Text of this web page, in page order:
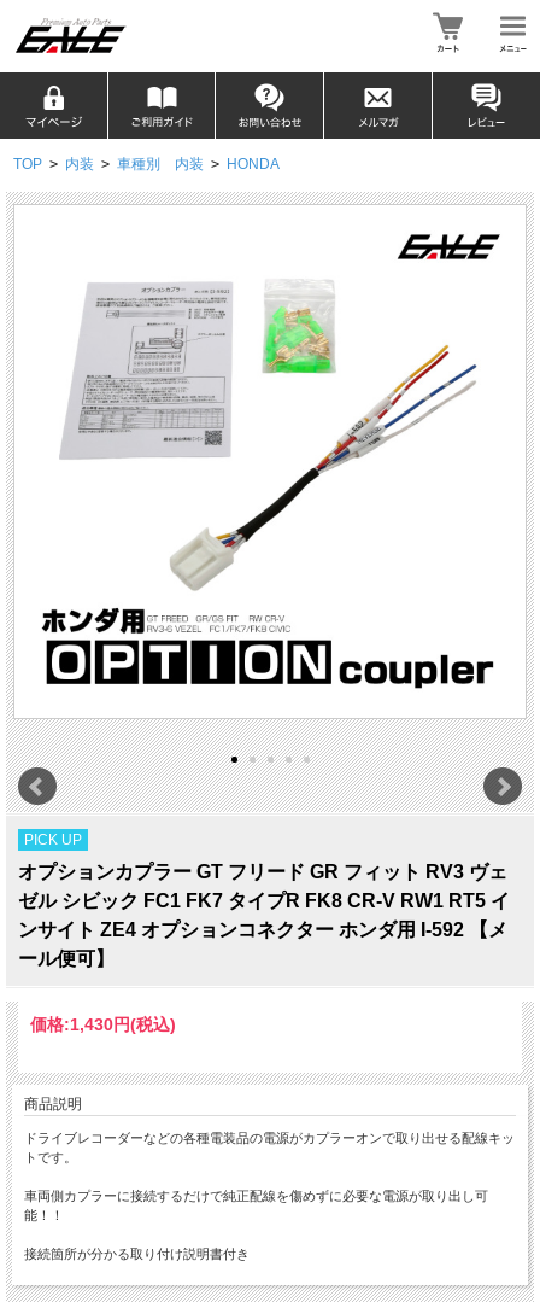
TOP > 内装 > 車種別 内装 > HONDA
PICK UP
オプションカプラー GT フリード GR フィット RV3 ヴェ
ゼル シビック FC1 FK7 タイプR FK8 CR-V RW1 RT5 イ
ンサイト ZE4 オプションコネクター ホンダ用 I-592 【メ
ール便可】
価格:1,430円(税込)
商品説明
ドライブレコーダーなどの各種電装品の電源がカプラーオンで取り出せる配線キッ
トです。
車両側カプラーに接続するだけで純正配線を傷めずに必要な電源が取り出し可
能！！
接続箇所が分かる取り付け説明書付き